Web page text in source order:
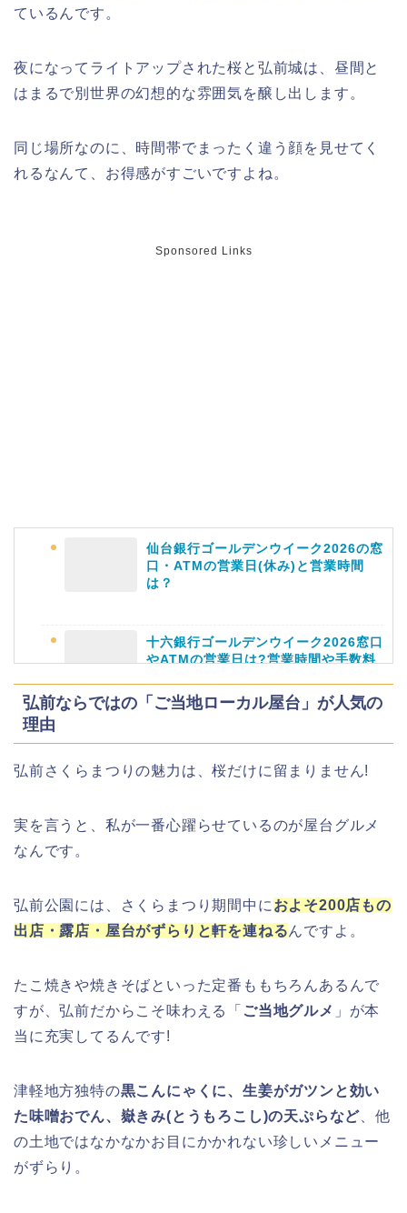
幸楽苑の餃子や麺はまずいの声は本
当?美味しくなった噂も調査!
上田城桜祭り2026屋台・出店まとめ!
近畿大学卒業式2026のゲストの歴代ス
ピーチや予想有名人は誰?
角館桜まつり2026の屋台(出店)やライ
トアップは?駐車場も調査!
出店情報!混雑や渋滞も調査!
津山さくらまつり2026の花火や屋台
ているんです。
夜になってライトアップされた桜と弘前城は、昼間と
はまるで別世界の幻想的な雰囲気を醸し出します。
同じ場所なのに、時間帯でまったく違う顔を見せてく
れるなんて、お得感がすごいですよね。
Sponsored Links
仙台銀行ゴールデンウイーク2026の窓
口・ATMの営業日(休み)と営業時間
は？
十六銀行ゴールデンウイーク2026窓口
やATMの営業日は?営業時間や手数料
静岡銀行ゴールデンウィーク2026の営
業日や休みは?ATM手数料も調査!
雑(混み具合)状況はどうなる?
店はいつまで?ライトアップ情報も!
弘前ならではの「ご当地ローカル屋台」が人気の
理由
弘前さくらまつりの魅力は、桜だけに留まりません!
実を言うと、私が一番心躍らせているのが屋台グルメ
なんです。
弘前公園には、さくらまつり期間中に およそ200店もの
出店・露店・屋台がずらりと軒を連ねるんですよ。
たこ焼きや焼きそばといった定番ももちろんあるんで
すが、弘前だからこそ味わえる「 ご当地グルメ 」が本
当に充実してるんです!
津軽地方独特の黒こんにゃくに、生姜がガツンと効い
た味噌おでん、嶽きみ(とうもろこし)の天ぷらなど 、他
の土地ではなかなかお目にかかれない珍しいメニュー
がずらり。